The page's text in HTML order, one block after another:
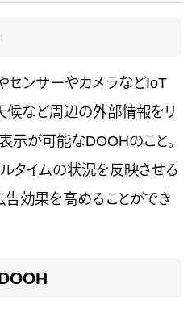
センサーやカメラなどIoT
候など周辺の外部情報をリ
示が可能なDOOHのこと。
タイムの状況を反映させる
告効果を高めることができ